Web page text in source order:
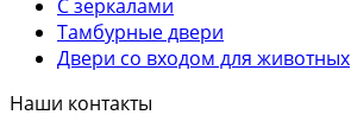
С зеркалами
Тамбурные двери
Двери со входом для животных
Наши контакты